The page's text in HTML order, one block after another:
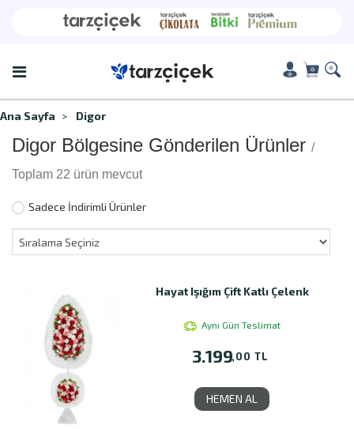
Ana Sayfa Digor
Digor Bölgesine Gönderilen Ürünler /
Toplam 22 ürün mevcut
Sadece İndirimli Ürünler
Hayat Işığım Çift Katlı Çelenk
Aynı Gün Teslimat
3.199,00 TL
HEMEN AL